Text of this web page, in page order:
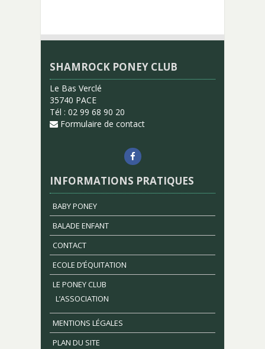
SHAMROCK PONEY CLUB
Le Bas Verclé
35740 PACE
Tél : 02 99 68 90 20
Formulaire de contact
INFORMATIONS PRATIQUES
BABY PONEY
BALADE ENFANT
CONTACT
ECOLE D’ÉQUITATION
LE PONEY CLUB
L’ASSOCIATION
MENTIONS LÉGALES
PLAN DU SITE